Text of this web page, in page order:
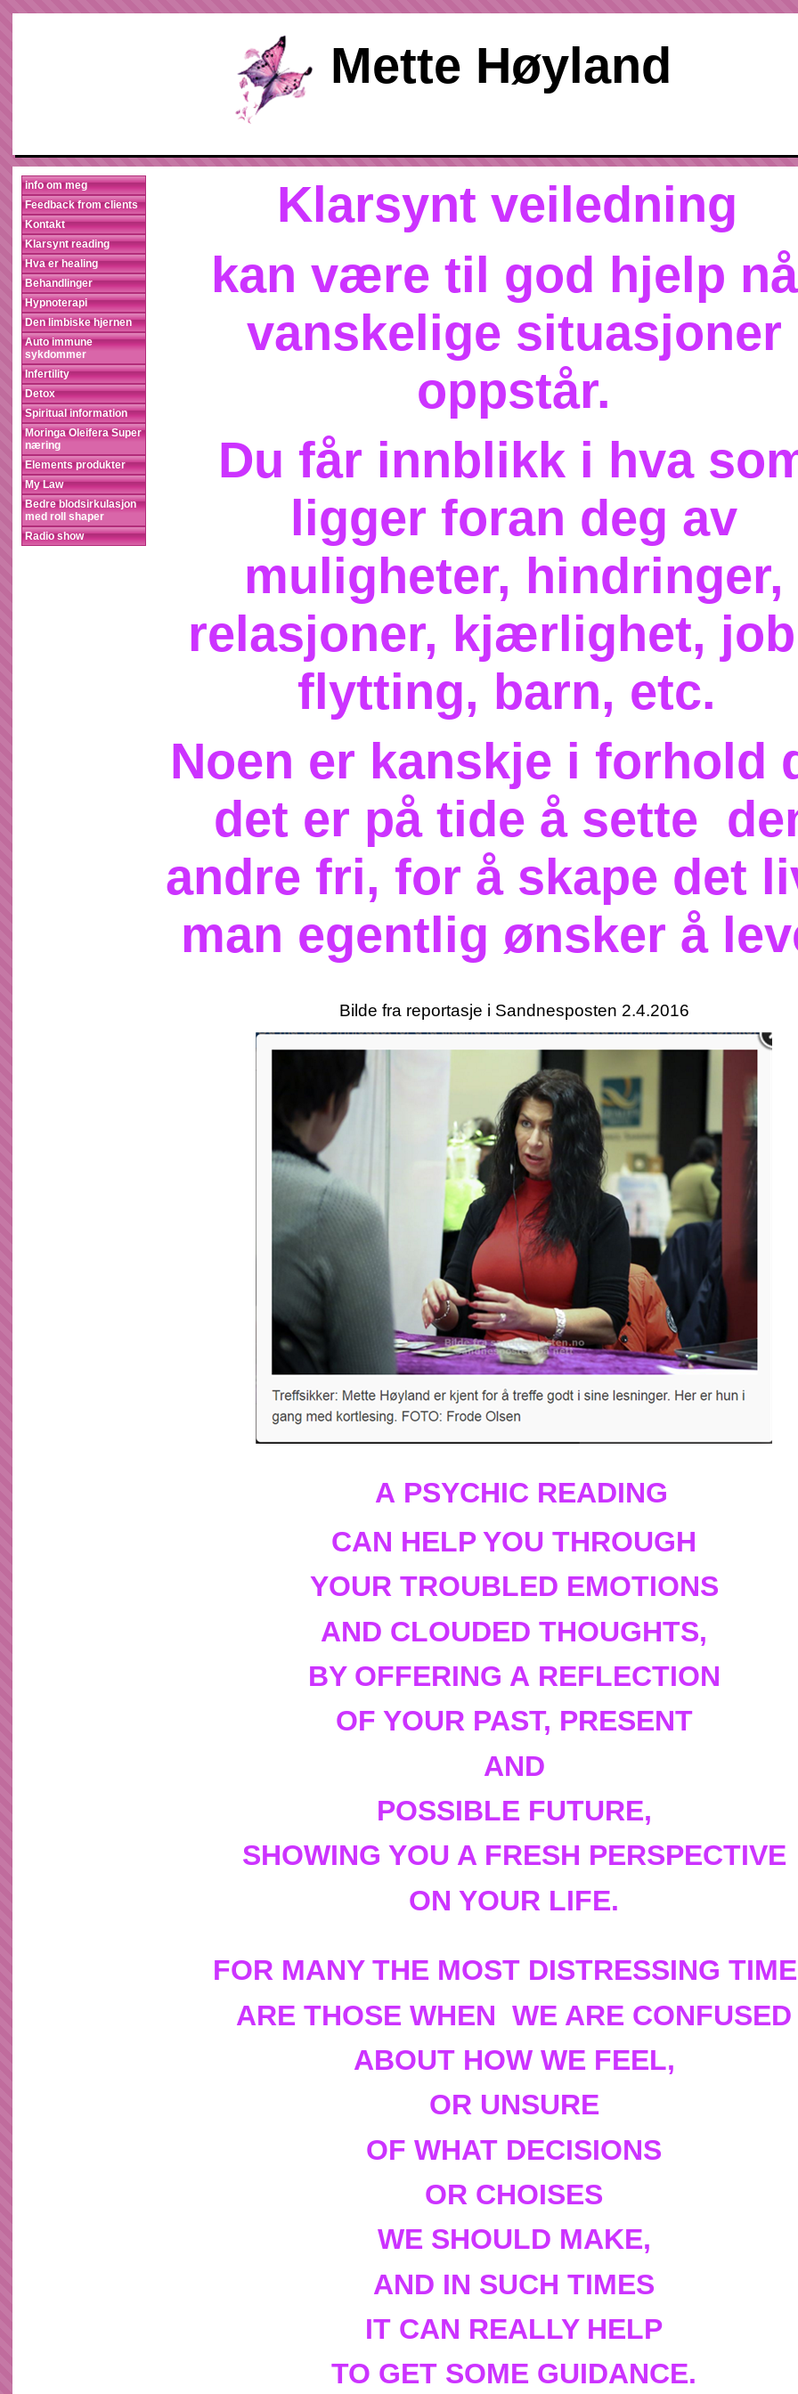
Mette Høyland
info om meg
Feedback from clients
Kontakt
Klarsynt reading
Hva er healing
Behandlinger
Hypnoterapi
Den limbiske hjernen
Auto immune
sykdommer
Infertility
Detox
Spiritual information
Moringa Oleifera Super
næring
Elements produkter
My Law
Bedre blodsirkulasjon
med roll shaper
Radio show
Klarsynt veiledning
kan være til god hjelp
vanskelige situasjoner
oppstår.
Du får innblikk i hva
ligger foran deg av
muligheter, hindringer,
relasjoner, kjærlighet,
flytting, barn, etc.
Noen er kanskje i forhold
det er på tide å sette
andre fri, for å skape det
man egentlig ønsker å
Bilde fra reportasje i Sandnesposten 2.4.2016
A PSYCHIC READING
CAN HELP YOU THROUGH
YOUR TROUBLED EMOTIONS
AND CLOUDED THOUGHTS,
BY OFFERING A REFLECTION
OF YOUR PAST, PRESENT
AND
POSSIBLE FUTURE,
SHOWING YOU A FRESH PERSPECTIVE
ON YOUR LIFE.
FOR MANY THE MOST DISTRESSING
ARE THOSE WHEN WE ARE CONFUSED
ABOUT HOW WE FEEL,
OR UNSURE
OF WHAT DECISIONS
OR CHOISES
WE SHOULD MAKE,
AND IN SUCH TIMES
IT CAN REALLY HELP
TO GET SOME GUIDANCE.